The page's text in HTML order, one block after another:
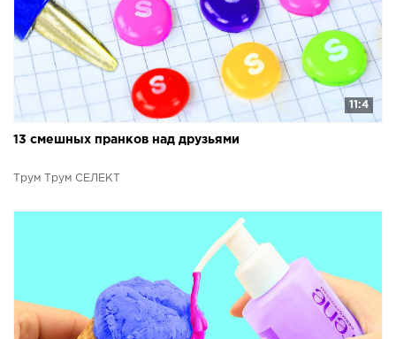
11:4
13 смешных пранков над друзьями
Трум Трум СЕЛЕКТ